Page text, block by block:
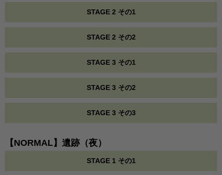
STAGE 2 その1
STAGE 2 その2
STAGE 3 その1
STAGE 3 その2
STAGE 3 その3
【NORMAL】遺跡（夜）
STAGE 1 その1